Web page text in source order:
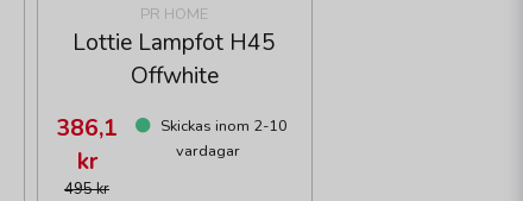
PR HOME
Lottie Lampfot H45
Offwhite
495 kr
386,1
kr
Skickas inom 2-10
vardagar